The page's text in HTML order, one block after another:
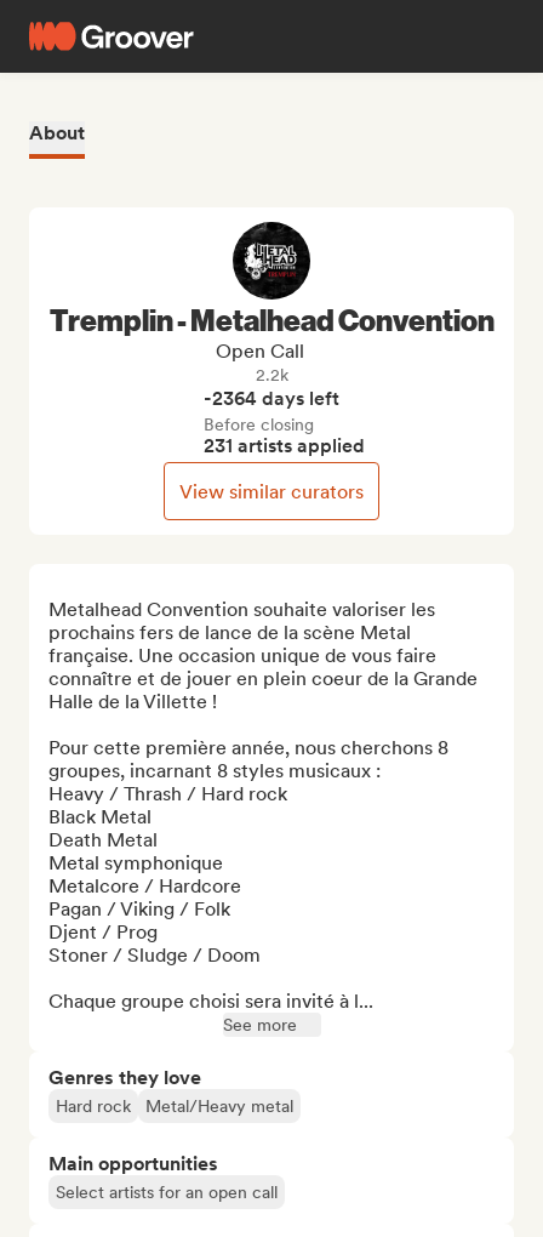
About
Metalhead Convention souhaite valoriser les
prochains fers de lance de la scène Metal
française. Une occasion unique de vous faire
connaître et de jouer en plein coeur de la Grande
Halle de la Villette !
Pour cette première année, nous cherchons 8
groupes, incarnant 8 styles musicaux :
Heavy / Thrash / Hard rock
Black Metal
Death Metal
Metal symphonique
Metalcore / Hardcore
Pagan / Viking / Folk
Djent / Prog
Stoner / Sludge / Doom
Chaque groupe choisi sera invité à l...
See more
Genres they love
Hard rock Metal/Heavy metal
Main opportunities
Select artists for an open call
Tremplin - Metalhead Convention
Open Call
2.2k
-2364 days left
Before closing
231 artists applied
View similar curators